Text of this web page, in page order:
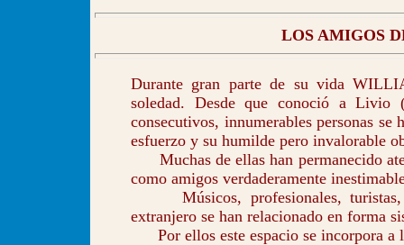
LOS AMIGOS
Durante gran parte de su vida
soledad. Desde que conoció a
consecutivos, innumerables personas
esfuerzo y su humilde pero invalorable
Muchas de ellas han permanecido
como amigos verdaderamente
Músicos, profesionales, turistas,
extranjero se han relacionado en forma
Por ellos este espacio se incorpora a